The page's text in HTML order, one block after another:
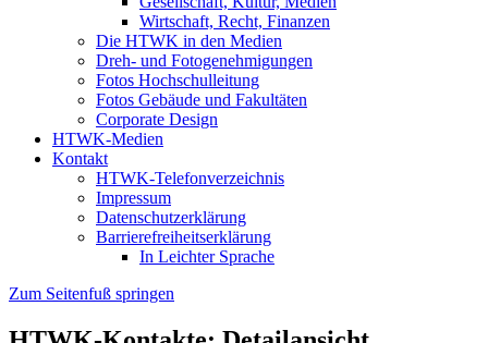
Wirtschaft, Recht, Finanzen
Die HTWK in den Medien
Dreh- und Fotogenehmigungen
Fotos Hochschulleitung
Fotos Gebäude und Fakultäten
Corporate Design
HTWK-Medien
Kontakt
HTWK-Telefonverzeichnis
Impressum
Datenschutzerklärung
Barrierefreiheitserklärung
In Leichter Sprache
Zum Seitenfuß springen